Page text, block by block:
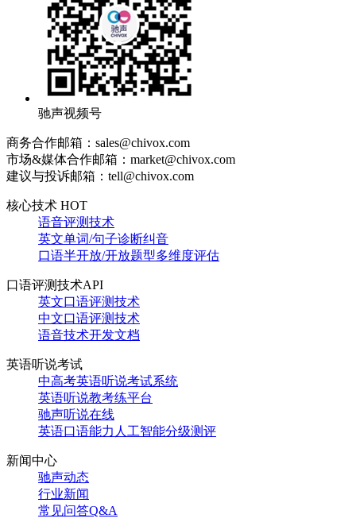
驰声视频号
商务合作邮箱：sales@chivox.com
市场&媒体合作邮箱：market@chivox.com
建议与投诉邮箱：tell@chivox.com
核心技术 HOT
语音评测技术
英文单词/句子诊断纠音
口语半开放/开放题型多维度评估
口语评测技术API
英文口语评测技术
中文口语评测技术
语音技术开发文档
英语听说考试
中高考英语听说考试系统
英语听说教考练平台
驰声听说在线
英语口语能力人工智能分级测评
新闻中心
驰声动态
行业新闻
常见问答Q&A